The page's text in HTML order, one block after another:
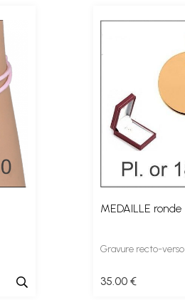
MEDAILLE ronde
Gravure recto-verso
35.00 €